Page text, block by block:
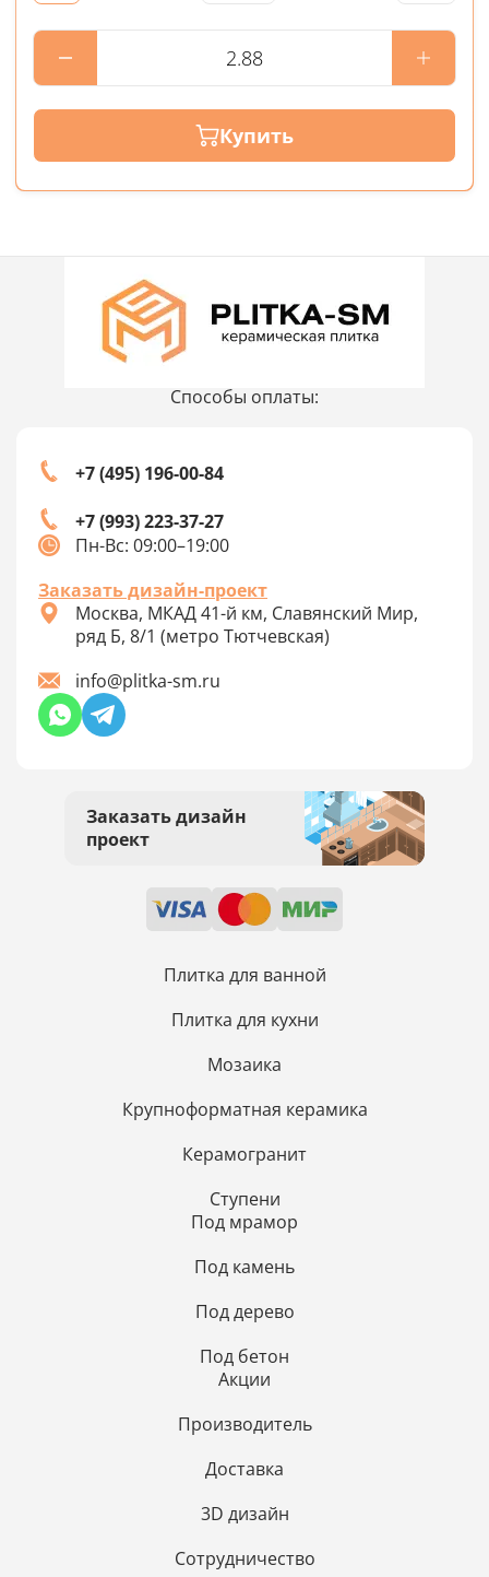
Купить
Способы оплаты:
Плитка для ванной
Плитка для кухни
Мозаика
Крупноформатная керамика
Керамогранит
Ступени
Под мрамор
Под камень
Под дерево
Под бетон
Акции
Производитель
Доставка
3D дизайн
Сотрудничество
Заказать дизайн
проект
+7 (495) 196-00-84
+7 (993) 223-37-27
Пн-Вс: 09:00–19:00
Заказать дизайн-проект
Москва, МКАД 41-й км, Славянский Мир,
ряд Б, 8/1 (метро Тютчевская)
info@plitka-sm.ru